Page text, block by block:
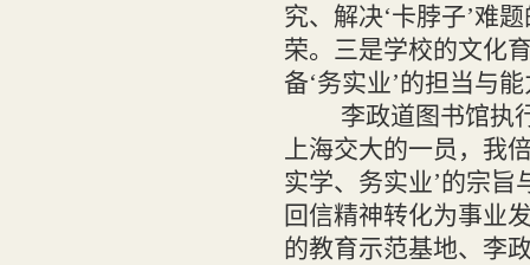
究、解决‘卡脖子’难
荣。三是学校的文化
备‘务实业’的担当与
李政道图书馆执
上海交大的一员，我
实学、务实业’的宗旨
回信精神转化为事业
的教育示范基地、李